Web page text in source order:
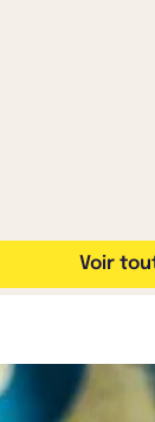
Voir